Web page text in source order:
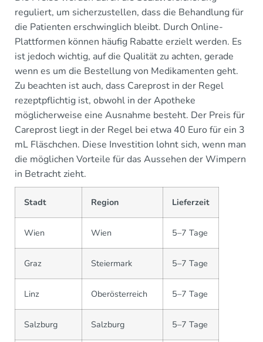
reguliert, um sicherzustellen, dass die Behandlung für
die Patienten erschwinglich bleibt. Durch Online-
Plattformen können häufig Rabatte erzielt werden. Es
ist jedoch wichtig, auf die Qualität zu achten, gerade
wenn es um die Bestellung von Medikamenten geht.
Zu beachten ist auch, dass Careprost in der Regel
rezeptpflichtig ist, obwohl in der Apotheke
möglicherweise eine Ausnahme besteht. Der Preis für
Careprost liegt in der Regel bei etwa 40 Euro für ein 3
mL Fläschchen. Diese Investition lohnt sich, wenn man
die möglichen Vorteile für das Aussehen der Wimpern
in Betracht zieht.
Stadt Region Lieferzeit
Wien Wien 5–7 Tage
Graz Steiermark 5–7 Tage
Linz Oberösterreich 5–7 Tage
Salzburg Salzburg 5–7 Tage